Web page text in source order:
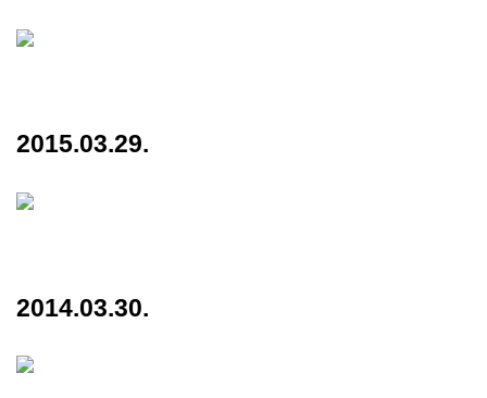
2015.03.29.
2014.03.30.